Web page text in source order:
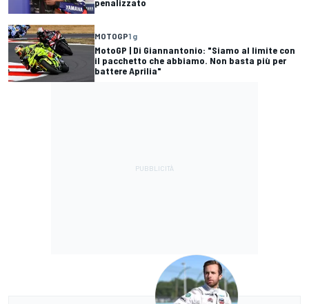
penalizzato
MOTOGP1 g
MotoGP | Di Giannantonio: "Siamo al limite con
il pacchetto che abbiamo. Non basta più per
battere Aprilia"